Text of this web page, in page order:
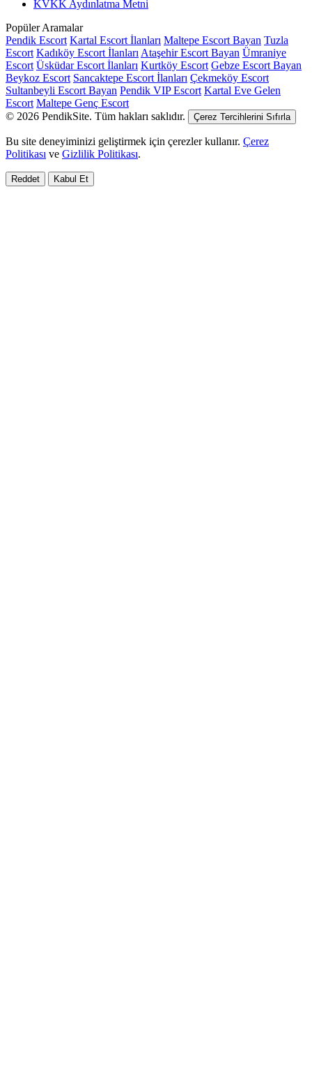
KVKK Aydınlatma Metni
Popüler Aramalar
Pendik Escort Kartal Escort İlanları Maltepe Escort Bayan Tuzla
Escort Kadıköy Escort İlanları Ataşehir Escort Bayan Ümraniye
Escort Üsküdar Escort İlanları Kurtköy Escort Gebze Escort Bayan
Beykoz Escort Sancaktepe Escort İlanları Çekmeköy Escort
Sultanbeyli Escort Bayan Pendik VIP Escort Kartal Eve Gelen
Escort Maltepe Genç Escort
© 2026 PendikSite. Tüm hakları saklıdır.
Çerez Tercihlerini Sıfırla
Bu site deneyiminizi geliştirmek için çerezler kullanır. Çerez
Politikası ve Gizlilik Politikası.
Reddet Kabul Et